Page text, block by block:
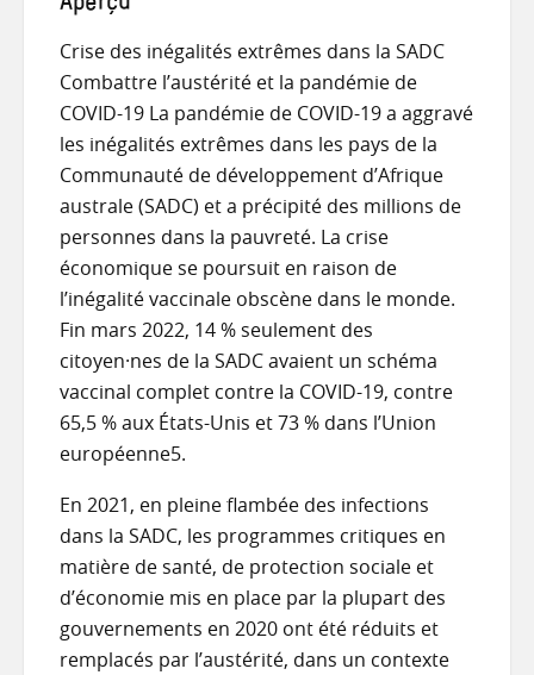
Aperçu
Crise des inégalités extrêmes dans la SADC
Combattre l’austérité et la pandémie de
COVID-19 La pandémie de COVID-19 a aggravé
les inégalités extrêmes dans les pays de la
Communauté de développement d’Afrique
australe (SADC) et a précipité des millions de
personnes dans la pauvreté. La crise
économique se poursuit en raison de
l’inégalité vaccinale obscène dans le monde.
Fin mars 2022, 14 % seulement des
citoyen·nes de la SADC avaient un schéma
vaccinal complet contre la COVID-19, contre
65,5 % aux États-Unis et 73 % dans l’Union
européenne5.
En 2021, en pleine flambée des infections
dans la SADC, les programmes critiques en
matière de santé, de protection sociale et
d’économie mis en place par la plupart des
gouvernements en 2020 ont été réduits et
remplacés par l’austérité, dans un contexte